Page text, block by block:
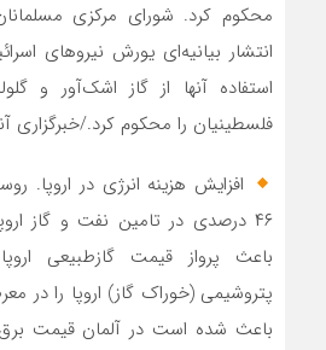
انتشار بیانیه‌ای یورش نیروهای
استفاده آنها از گاز اشک‌آور و
فلسطینیان را محکوم کرد./خبرگزاری
۴۶ درصدی در تامین نفت و گاز
باعث پرواز قیمت گازطبیعی
پتروشیمی (خوراک گاز) اروپا را در